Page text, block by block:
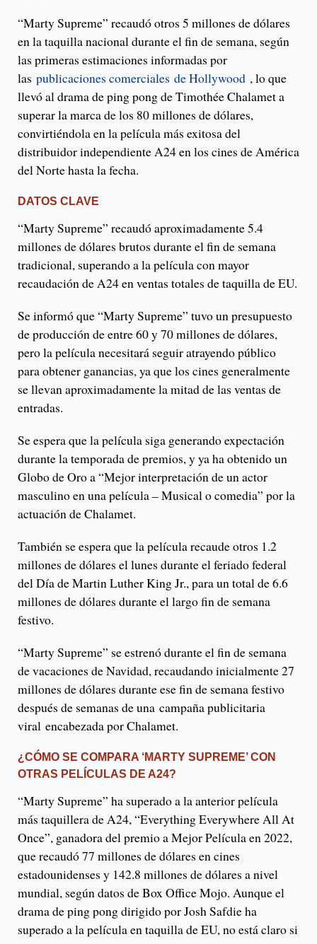
“Marty Supreme” recaudó otros 5 millones de dólares
en la taquilla nacional durante el fin de semana, según
las primeras estimaciones informadas por
las publicaciones comerciales de Hollywood , lo que
llevó al drama de ping pong de Timothée Chalamet a
superar la marca de los 80 millones de dólares,
convirtiéndola en la película más exitosa del
distribuidor independiente A24 en los cines de América
del Norte hasta la fecha.
DATOS CLAVE
“Marty Supreme” recaudó aproximadamente 5.4
millones de dólares brutos durante el fin de semana
tradicional, superando a la película con mayor
recaudación de A24 en ventas totales de taquilla de EU.
Se informó que “Marty Supreme” tuvo un presupuesto
de producción de entre 60 y 70 millones de dólares,
pero la película necesitará seguir atrayendo público
para obtener ganancias, ya que los cines generalmente
se llevan aproximadamente la mitad de las ventas de
entradas.
Se espera que la película siga generando expectación
durante la temporada de premios, y ya ha obtenido un
Globo de Oro a “Mejor interpretación de un actor
masculino en una película – Musical o comedia” por la
actuación de Chalamet.
También se espera que la película recaude otros 1.2
millones de dólares el lunes durante el feriado federal
del Día de Martin Luther King Jr., para un total de 6.6
millones de dólares durante el largo fin de semana
festivo.
“Marty Supreme” se estrenó durante el fin de semana
de vacaciones de Navidad, recaudando inicialmente 27
millones de dólares durante ese fin de semana festivo
después de semanas de una campaña publicitaria
viral encabezada por Chalamet.
¿CÓMO SE COMPARA ‘MARTY SUPREME’ CON
OTRAS PELÍCULAS DE A24?
“Marty Supreme” ha superado a la anterior película
más taquillera de A24, “Everything Everywhere All At
Once”, ganadora del premio a Mejor Película en 2022,
que recaudó 77 millones de dólares en cines
estadounidenses y 142.8 millones de dólares a nivel
mundial, según datos de Box Office Mojo. Aunque el
drama de ping pong dirigido por Josh Safdie ha
superado a la película en taquilla de EU, no está claro si